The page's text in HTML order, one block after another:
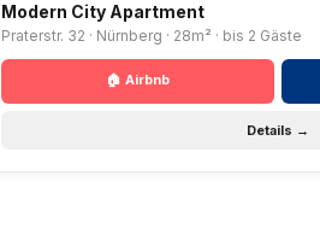
Modern City Apartment
Praterstr. 32 · Nürnberg · 28m² · bis 2 Gäste
🏠 Airbnb
Details →